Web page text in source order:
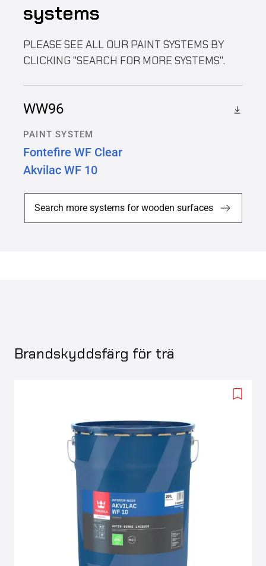
systems
PLEASE SEE ALL OUR PAINT SYSTEMS BY
CLICKING "SEARCH FOR MORE SYSTEMS".
WW96
PAINT SYSTEM
Fontefire WF Clear
Akvilac WF 10
Search more systems for wooden surfaces
Brandskyddsfärg för trä
Add